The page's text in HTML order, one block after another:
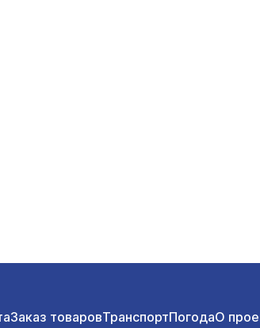
Заказ товаровТранспортПогодаО